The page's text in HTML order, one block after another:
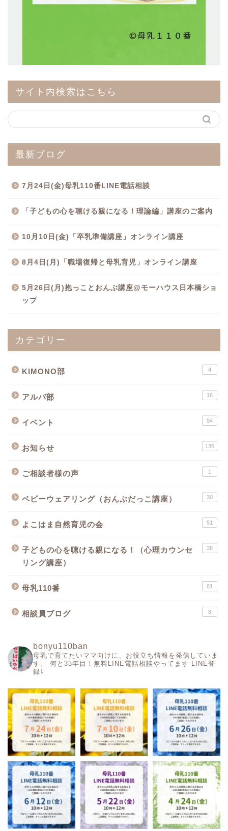
サイト内検索はこちら
最新ブログ
7月24日(金)母乳110番LINE電話相談
「子どもの心を聴ける親になる！理論編」講座のご案内
10月10日(金)「卒乳準備講座」オンライン講座
8月4日(月)「職場復帰と母乳育児」オンライン講座
5月26日(月)抱っことおんぶ講座@モーハウス日本橋ショ
ップ
カテゴリー
KIMONO部 4
アルバ部 16
イベント 94
お知らせ 136
ご相談者様の声 1
ベビーウェアリング（おんぶだっこ講座） 30
よこはま自然育児の会 51
子どもの心を聴ける親になる！（心理カウンセ
リング講座）
38
母乳110番 81
相談員ブログ 8
bonyu110ban
母乳で育てたいママ向けに、お役立ち情報を発信していま
す。
何と33年目！無料LINE電話相談やってます LINE登
録⇩